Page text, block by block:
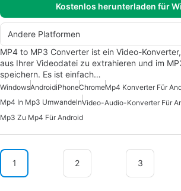
Kostenlos herunterladen für
Andere Platformen
MP4 to MP3 Converter ist ein Video-
aus Ihrer Videodatei zu extrahieren und im
speichern. Es ist einfach…
WindowsAndroidiPhoneChromeMp4 Konverter Für
Mp4 In Mp3 UmwandelnVideo-Audio-Konverter Für
Mp3 Zu Mp4 Für Android
1 2 3